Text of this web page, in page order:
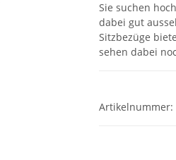
Sie suchen
dabei gut
Sitzbezüge
sehen dabei
Artikelnummer: